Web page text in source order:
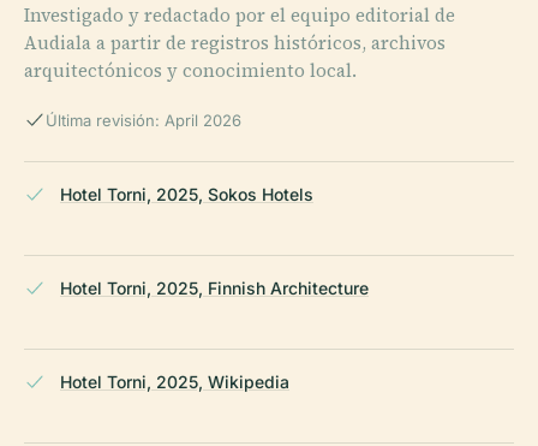
Investigado y redactado por el equipo editorial de
Audiala a partir de registros históricos, archivos
arquitectónicos y conocimiento local.
Última revisión: April 2026
Hotel Torni, 2025, Sokos Hotels
Hotel Torni, 2025, Finnish Architecture
Hotel Torni, 2025, Wikipedia